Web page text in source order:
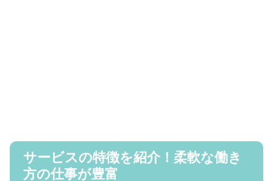
サービスの特徴を紹介！柔軟な働き
方の仕事が豊富